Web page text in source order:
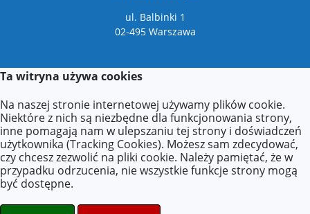
ul. Balbinki 1
02-495 Warszawa
Kontakt
Kontakt z sekretariatem:
poniedziałek: 9:00–17:00
wtorek–piątek: 8:00–16:00
Agnieszka Zdzieborska
Tel.: +48 (22) 277-21-18
E-mail:p200@eduwarszawa.pl
Ta witryna używa cookies
Na naszej stronie internetowej używamy plików cookie.
Niektóre z nich są niezbędne dla funkcjonowania strony,
inne pomagają nam w ulepszaniu tej strony i doświadczeń
użytkownika (Tracking Cookies). Możesz sam zdecydować,
czy chcesz zezwolić na pliki cookie. Należy pamiętać, że w
przypadku odrzucenia, nie wszystkie funkcje strony mogą
być dostępne.